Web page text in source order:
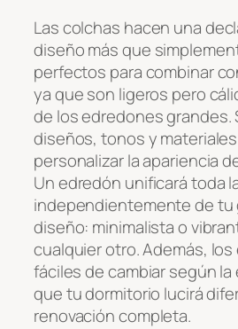
Las colchas hacen una
diseño más que
perfectos para combinar
ya que son ligeros pero
de los edredones grandes.
diseños, tonos y
personalizar la apariencia
Un edredón unificará toda
independientemente de tu
diseño: minimalista o
cualquier otro. Además,
fáciles de cambiar según
que tu dormitorio lucirá
renovación completa.